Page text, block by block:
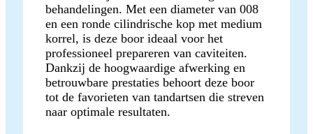
behandelingen. Met een diameter van 008
en een ronde cilindrische kop met medium
korrel, is deze boor ideaal voor het
professioneel prepareren van caviteiten.
Dankzij de hoogwaardige afwerking en
betrouwbare prestaties behoort deze boor
tot de favorieten van tandartsen die streven
naar optimale resultaten.